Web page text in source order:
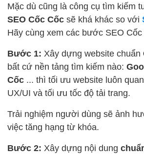
Mặc dù cũng là công cụ tìm kiếm
SEO Cốc Cốc sẽ khá khác so với
Hãy cùng xem các bước SEO
Bước 1: Xây dựng website chuẩn
bất cứ nền tảng tìm kiếm nào:
Cốc ... thì tối ưu website luôn
UX/UI và tối ưu tốc độ tải trang.
Trải nghiệm người dùng sẽ ảnh
việc tăng hạng từ khóa.
Bước 2: Xây dựng nội dung